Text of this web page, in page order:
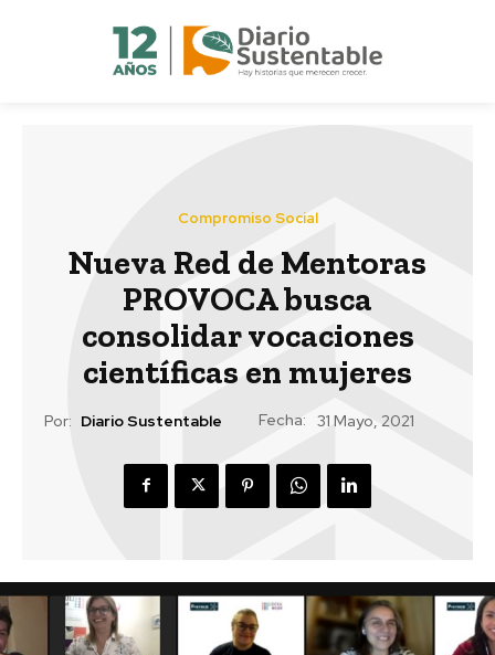
Compromiso Social
Nueva Red de Mentoras
PROVOCA busca
consolidar vocaciones
científicas en mujeres
Por: Diario Sustentable Fecha: 31 Mayo, 2021